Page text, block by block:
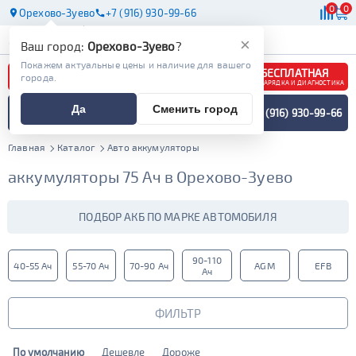
Орехово-Зуево +7 (916) 930-99-66 0 0
АКБ МАСЛА
БЕСПЛАТНАЯ
ЗАРЯДКА И ДИАГНОСТИКА
ПОДБОР АККУМУЛЯТОРА
СПЕЦИАЛИСТОМ +7 (916) 930-99-66
Главная Каталог Авто аккумуляторы
аккумуляторы 75 Ач в Орехово-Зуево
ПОДБОР АКБ ПО МАРКЕ АВТОМОБИЛЯ
40-55 Ач 55-70 Ач 70-90 Ач
90-110
Ач
AGM EFB
ФИЛЬТР
По умолчанию Дешевле Дороже
×
Ваш город: Орехово-Зуево?
Покажем актуальные цены и наличие для вашего
города.
Да Сменить город